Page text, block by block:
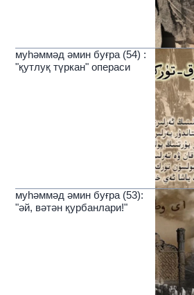
муһәммәд әмин буғра (54) :
"қутлуқ түркан" операси
муһәммәд әмин буғра (53):
"әй, вәтән қурбанлари!"